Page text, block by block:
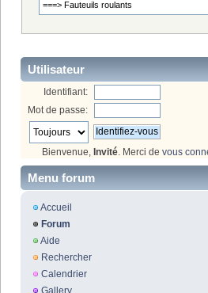
Utilisateur
Identifiant:
Mot de passe:
Bienvenue, Invité. Merci de vous
Menu forum
Accueil
Forum
Aide
Rechercher
Calendrier
Gallery